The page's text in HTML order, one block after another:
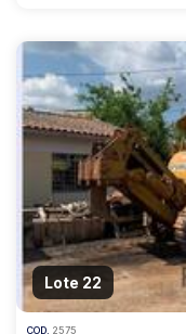
Lote 22
COD. 2575